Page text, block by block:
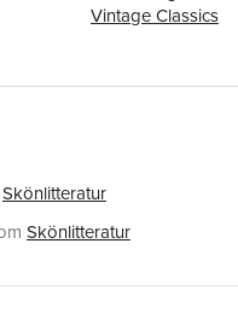
Vintage Classics
9780307743527
Skönlitteratur
Skönlitteratur